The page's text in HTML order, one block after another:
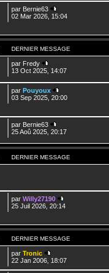
par Bernie63
02 Mar 2026, 15:04
DERNIER MESSAGE
par Fredy
13 Oct 2025, 14:07
parPouyoux
03 Sep 2025, 20:00
par Bernie63
25 Aoû 2025, 20:17
DERNIER MESSAGE
parWilly27190
25 Juil 2026, 20:14
DERNIER MESSAGE
parTronic
22 Jan 2006, 18:07